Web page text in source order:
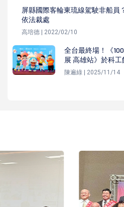
屏縣國際客輪東琉線駕駛非船員
依法裁處
高培德 | 2022/02/10
全台最終場！《
展 高雄站》於科
陳遍綠 | 2025/11/14